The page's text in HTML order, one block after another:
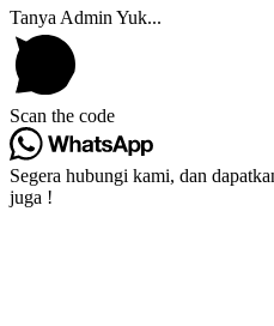
Tanya Admin Yuk...
Scan the code
Segera hubungi kami, dan
juga !